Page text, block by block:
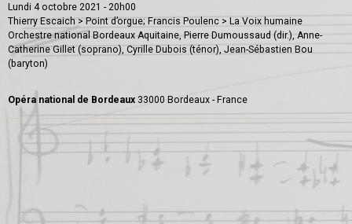
Lundi 4 octobre 2021 - 20h00
Thierry Escaich > Point d’orgue; Francis Poulenc > La Voix humaine
Orchestre national Bordeaux Aquitaine, Pierre Dumoussaud (dir.), Anne-
Catherine Gillet (soprano), Cyrille Dubois (ténor), Jean-Sébastien Bou
(baryton)
Opéra national de Bordeaux 33000 Bordeaux - France